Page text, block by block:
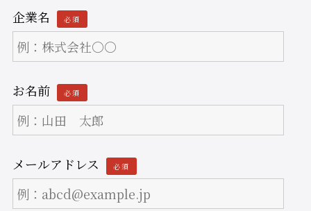
企業名 必須
お名前 必須
メールアドレス 必須